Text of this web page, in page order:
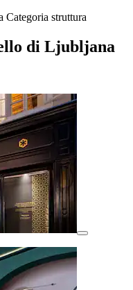
Categoria struttura
di Ljubljana